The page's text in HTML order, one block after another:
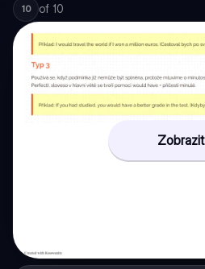
10 of 10
Zobrazit